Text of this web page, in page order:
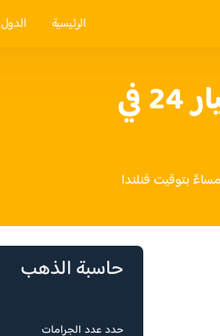
الرئيسية الدول
سعر الذهب عيار 24 في
حاسبة الذهب
حدد عدد الجرامات